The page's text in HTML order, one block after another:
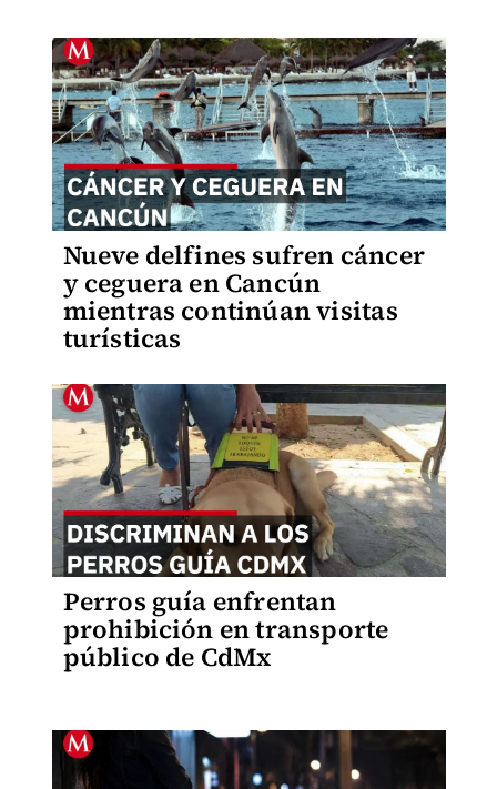
Nueve delfines sufren cáncer
y ceguera en Cancún
mientras continúan visitas
turísticas
Perros guía enfrentan
prohibición en transporte
público de CdMx